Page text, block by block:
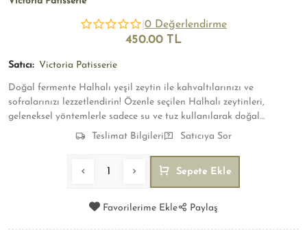
0 Değerlendirme
450.00 TL
Satıcı: Victoria Patisserie
Doğal fermente Halhalı yeşil zeytin ile kahvaltılarınızı ve
sofralarınızı lezzetlendirin! Özenle seçilen Halhalı zeytinleri,
geleneksel yöntemlerle sadece su ve tuz kullanılarak doğal
fermantasyon sürecinden geçirilmiştir. Hiçbir yapay katkı maddesi
Teslimat Bilgileri Satıcıya Sor
Sepete Ekle
Favorilerime Ekle Paylaş